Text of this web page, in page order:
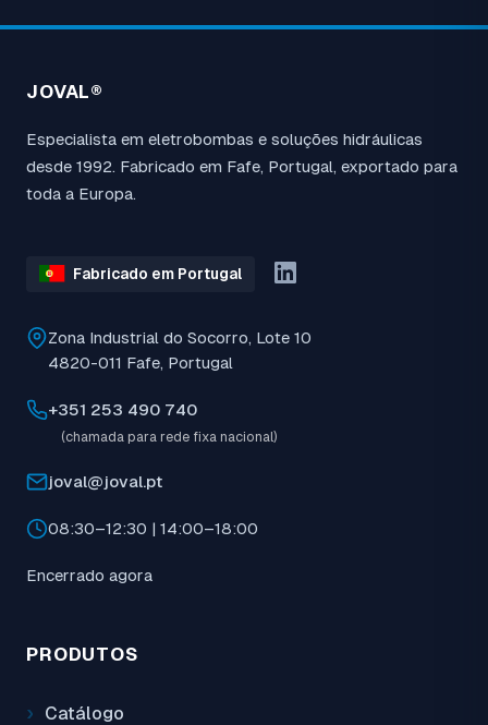
JOVAL®
Especialista em eletrobombas e soluções hidráulicas
desde 1992. Fabricado em Fafe, Portugal, exportado para
toda a Europa.
Fabricado em Portugal
Zona Industrial do Socorro, Lote 10
4820-011 Fafe, Portugal
+351 253 490 740
(chamada para rede fixa nacional)
joval@joval.pt
08:30–12:30 | 14:00–18:00
Encerrado agora
PRODUTOS
Catálogo